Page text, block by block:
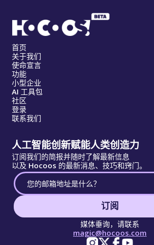
首页
关于我们
使命宣言
功能
小型企业
AI 工具包
社区
登录
联系我们
人工智能创新赋能人类创造力
订阅我们的简报并随时了解最新信息
以及 Hocoos 的最新消息、技巧和窍门。
订阅
媒体垂询，请联系
magic@hocoos.com